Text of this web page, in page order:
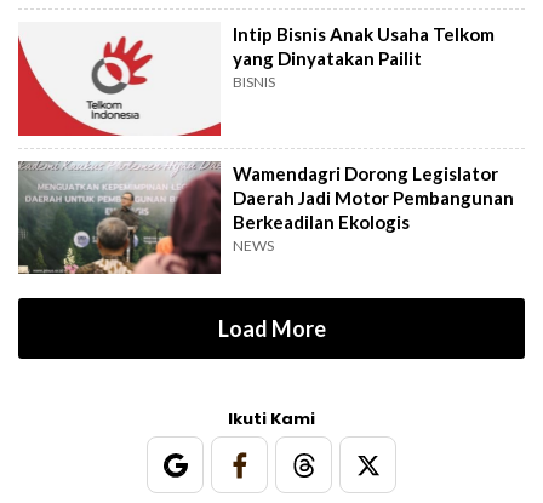
Intip Bisnis Anak Usaha Telkom
yang Dinyatakan Pailit
BISNIS
Wamendagri Dorong Legislator
Daerah Jadi Motor Pembangunan
Berkeadilan Ekologis
NEWS
Load More
Ikuti Kami